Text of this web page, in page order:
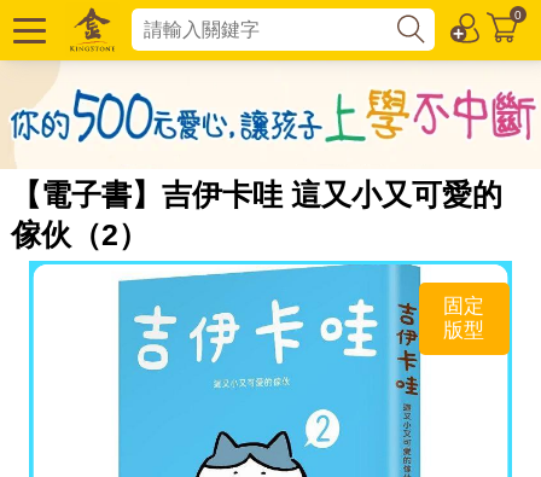
0
【電子書】吉伊卡哇 這又小又可愛的
傢伙（2）
固定
版型